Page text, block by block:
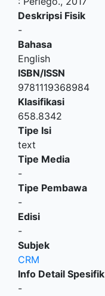
Deskripsi Fisik
-
Bahasa
English
ISBN/ISSN
9781119368984
Klasifikasi
658.8342
Tipe Isi
text
Tipe Media
-
Tipe Pembawa
-
Edisi
-
Subjek
CRM
Info Detail Spesifik
-